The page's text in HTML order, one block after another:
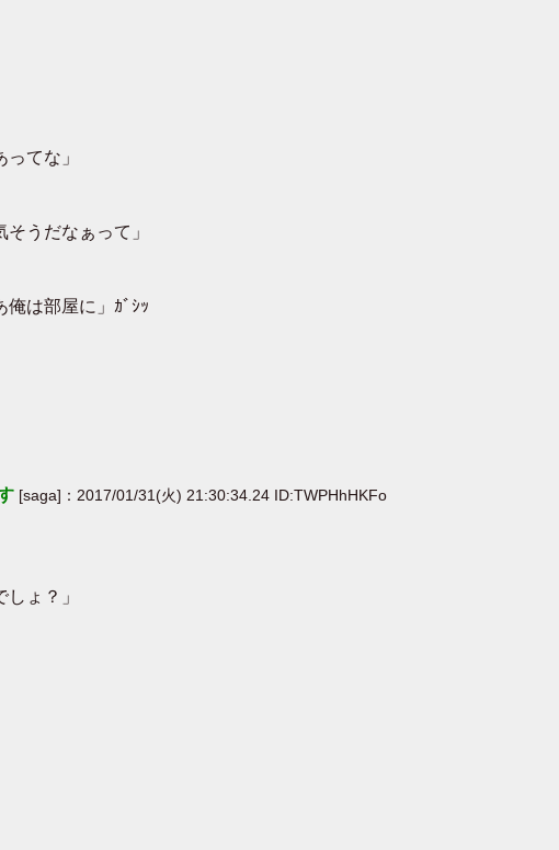
てな」
うだなぁって」
は部屋に」ｶﾞｼｯ
[saga]：2017/01/31(火) 21:30:34.24 ID:TWPHhHKFo
ょ？」